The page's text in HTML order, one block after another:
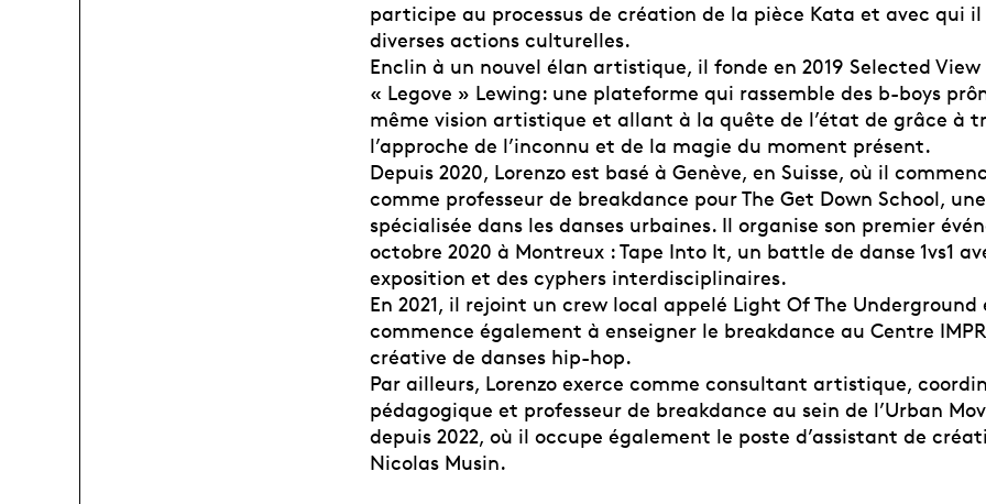
participe au processus de création de la pièce Kata et avec qui il
diverses actions culturelles.
Enclin à un nouvel élan artistique, il fonde en 2019 Selected View
« Legove » Lewing: une plateforme qui rassemble des b-boys
même vision artistique et allant à la quête de l’état de grâce à
l’approche de l’inconnu et de la magie du moment présent.
Depuis 2020, Lorenzo est basé à Genève, en Suisse, où il
comme professeur de breakdance pour The Get Down School,
spécialisée dans les danses urbaines. Il organise son premier
octobre 2020 à Montreux : Tape Into It, un battle de danse 1vs1
exposition et des cyphers interdisciplinaires.
En 2021, il rejoint un crew local appelé Light Of The Underground
commence également à enseigner le breakdance au Centre
créative de danses hip-hop.
Par ailleurs, Lorenzo exerce comme consultant artistique,
pédagogique et professeur de breakdance au sein de l’Urban
depuis 2022, où il occupe également le poste d’assistant de
Nicolas Musin.